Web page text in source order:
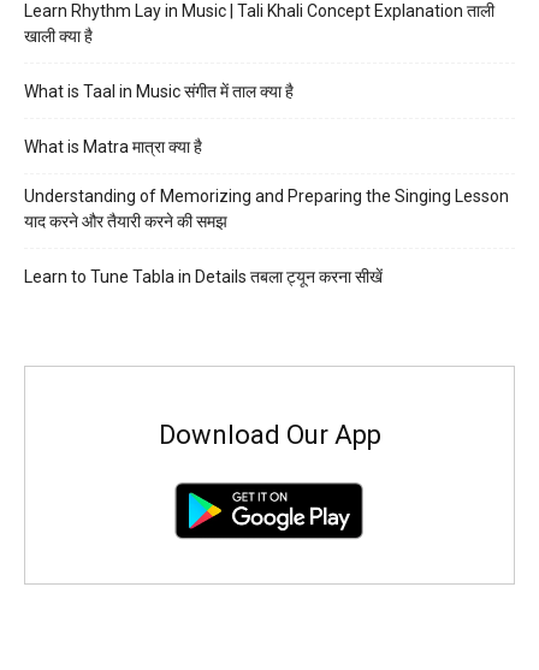
Learn Rhythm Lay in Music | Tali Khali Concept Explanation ताली
खाली क्या है
What is Taal in Music संगीत में ताल क्या है
What is Matra मात्रा क्या है
Understanding of Memorizing and Preparing the Singing Lesson
याद करने और तैयारी करने की समझ
Learn to Tune Tabla in Details तबला ट्यून करना सीखें
Download Our App